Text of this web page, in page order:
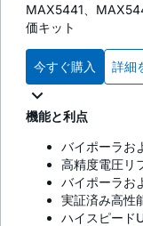
MAX5441、
価キット
今すぐ購入 詳細
機能と利点
バイポーラお
高精度電圧リ
バイポーラお
実証済み高性
ハイスピード